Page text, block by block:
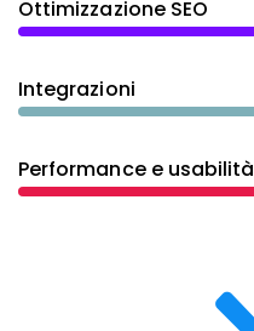
Ottimizzazione SEO
Integrazioni
Performance e usabilità